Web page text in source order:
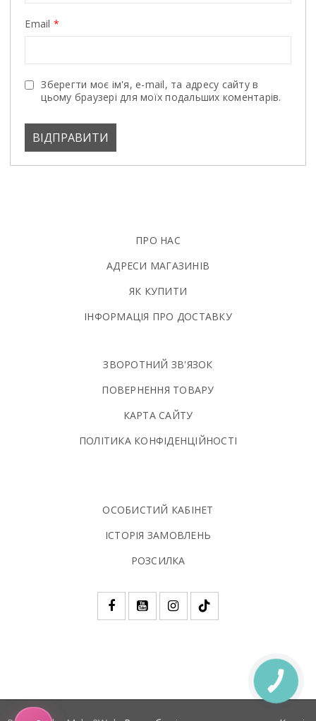
Email *
Зберегти моє ім'я, e-mail, та адресу сайту в
цьому браузері для моїх подальших коментарів.
ПРО НАС
АДРЕСИ МАГАЗИНІВ
ЯК КУПИТИ
ІНФОРМАЦІЯ ПРО ДОСТАВКУ
ЗВОРОТНИЙ ЗВ'ЯЗОК
ПОВЕРНЕННЯ ТОВАРУ
КАРТА САЙТУ
ПОЛIТИКА КОНФIДЕНЦIЙНОСТI
ОСОБИСТИЙ КАБІНЕТ
ІСТОРІЯ ЗАМОВЛЕНЬ
РОЗСИЛКА
КНОПКА
ЗВ'ЯЗКУ